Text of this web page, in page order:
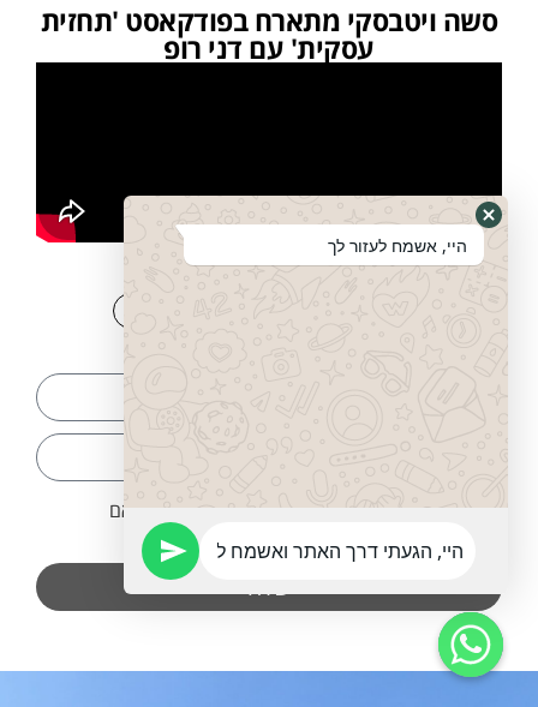
סשה ויטבסקי מתארח בפודקאסט 'תחזית
עסקית' עם דני רופ
לשתף זה כיף:
אני מסכים שהפרטים ישמשו ליצירת קשר בהתאם
שלח
היי, אשמח לעזור לך